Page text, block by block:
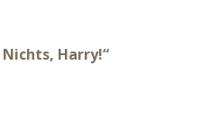
Nichts, Harry!“